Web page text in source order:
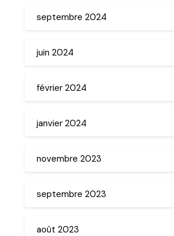
septembre 2024
juin 2024
février 2024
janvier 2024
novembre 2023
septembre 2023
août 2023